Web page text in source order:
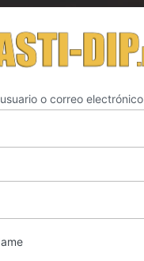
o correo electrónico